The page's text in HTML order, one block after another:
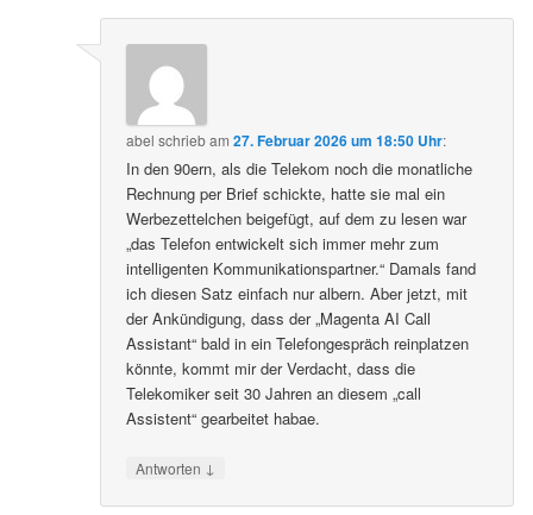
abel schriebam27. Februar 2026 um 18:50 Uhr:
In den 90ern, als die Telekom noch die monatliche
Rechnung per Brief schickte, hatte sie mal ein
Werbezettelchen beigefügt, auf dem zu lesen war
„das Telefon entwickelt sich immer mehr zum
intelligenten Kommunikationspartner.“ Damals fand
ich diesen Satz einfach nur albern. Aber jetzt, mit
der Ankündigung, dass der „Magenta AI Call
Assistant“ bald in ein Telefongespräch reinplatzen
könnte, kommt mir der Verdacht, dass die
Telekomiker seit 30 Jahren an diesem „call
Assistent“ gearbeitet habae.
Antworten ↓